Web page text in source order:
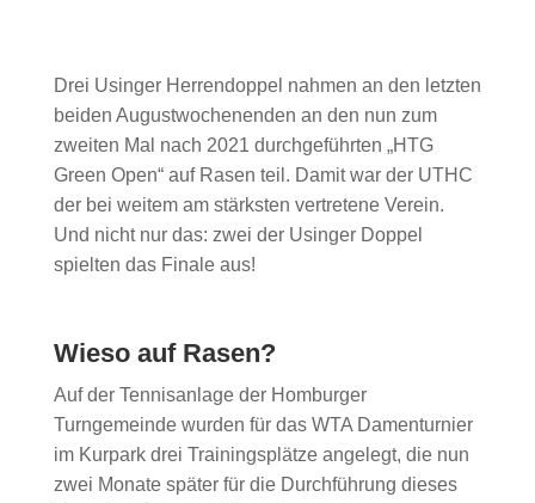
Drei Usinger Herrendoppel nahmen an den letzten
beiden Augustwochenenden an den nun zum
zweiten Mal nach 2021 durchgeführten „HTG
Green Open“ auf Rasen teil. Damit war der UTHC
der bei weitem am stärksten vertretene Verein.
Und nicht nur das: zwei der Usinger Doppel
spielten das Finale aus!
Wieso auf Rasen?
Auf der Tennisanlage der Homburger
Turngemeinde wurden für das WTA Damenturnier
im Kurpark drei Trainingsplätze angelegt, die nun
zwei Monate später für die Durchführung dieses